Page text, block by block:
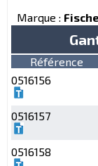
Marque :
Référence
0516156
0516157
0516158